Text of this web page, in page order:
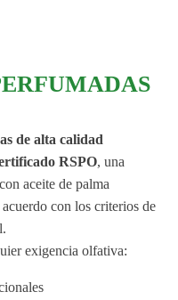
de alta calidad
RSPO, una
aceite de palma
con los criterios de
exigencia olfativa: